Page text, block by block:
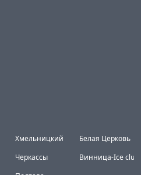
Хмельницкий
Черкассы
Белая Церковь
Винница-Ice club